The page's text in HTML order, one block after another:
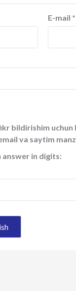
E-mail *
bildirishim uchun
va saytim
answer in digits: